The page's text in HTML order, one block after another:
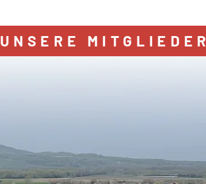
UNSERE MITGLIEDER